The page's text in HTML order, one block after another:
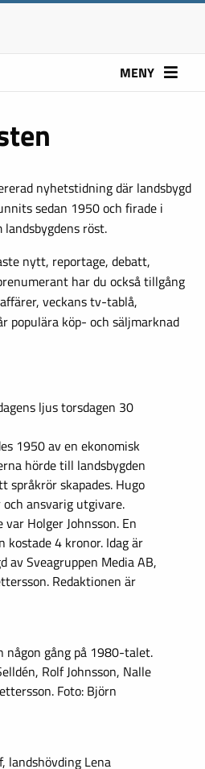
MENY
nyhetstidning där landsbygd
sedan 1950 och firade i
röst.
nytt, reportage, debatt,
har du också tillgång
veckans tv-tablå,
populära köp- och säljmarknad
1950 av en ekonomisk
hörde till landsbygden
språkrör skapades. Hugo
ansvarig utgivare.
Holger Johnsson. En
kostade 4 kronor. Idag är
av Sveagruppen Media AB,
Redaktionen är
någon gång på 1980-talet.
Rolf Johnsson, Nalle
Foto: Björn
landshövding Lena